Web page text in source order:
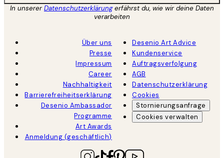
In unsererDatenschutzerklärungerfährst du, wie wir deine Daten
verarbeiten
Über uns
Presse
Impressum
Career
Nachhaltigkeit
Barrierefreiheitserklärung
Desenio Ambassador
Programme
Art Awards
Anmeldung (geschäftlich)
Desenio Art Advice
Kundenservice
Auftragsverfolgung
AGB
Datenschutzerklärung
Cookies
Stornierungsanfrage
Cookies verwalten